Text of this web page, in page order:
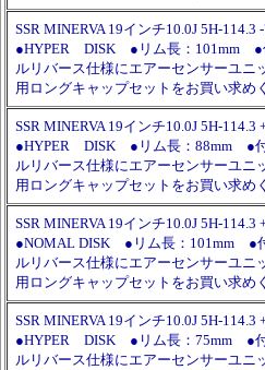
SSR MINERVA 19インチ10.0J 5H-
●HYPER DISK ●リム長：101mm ●
ルリバース仕様にエアーセンサーユ
用ロングキャップセットをお買い求め
SSR MINERVA 19インチ10.0J 5H-
●HYPER DISK ●リム長：88mm ●
ルリバース仕様にエアーセンサーユ
用ロングキャップセットをお買い求め
SSR MINERVA 19インチ10.0J 5H-
●NOMAL DISK ●リム長：101mm ●
ルリバース仕様にエアーセンサーユ
用ロングキャップセットをお買い求め
SSR MINERVA 19インチ10.0J 5H-
●HYPER DISK ●リム長：75mm ●
ルリバース仕様にエアーセンサーユ